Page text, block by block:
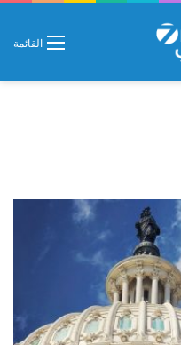
القائمة